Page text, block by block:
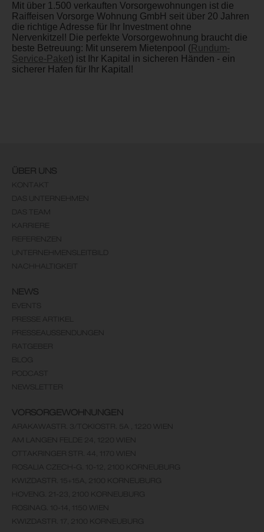
Mit über 1.500 verkauften Vorsorgewohnungen ist die
Raiffeisen Vorsorge Wohnung GmbH seit über 20 Jahren
die richtige Adresse für Ihr Investment ohne
Nervenkitzel! Die perfekte Vorsorgewohnung braucht die
beste Betreuung: Mit unserem Mietenpool (Rundum-
Service-Paket) ist Ihr Kapital in sicheren Händen - ein
sicherer Hafen für Ihr Kapital!
ÜBER UNS
KONTAKT
DAS UNTERNEHMEN
DAS TEAM
KARRIERE
REFERENZEN
UNTERNEHMENSLEITBILD
NACHHALTIGKEIT
NEWS
EVENTS
PRESSE ARTIKEL
PRESSEAUSSENDUNGEN
RATGEBER
BLOG
PODCAST
NEWSLETTER
VORSORGEWOHNUNGEN
ARAKAWASTR. 3/TOKIOSTR. 5A , 1220 WIEN
AM LANGEN FELDE 24, 1220 WIEN
OTTAKRINGER STR. 44, 1170 WIEN
ROSALIA CZECH-G. 10-12, 2100 KORNEUBURG
KWIZDASTR. 15+15A, 2100 KORNEUBURG
HOVENG. 21-23, 2100 KORNEUBURG
ROSINAG. 10-14, 1150 WIEN
KWIZDASTR. 17, 2100 KORNEUBURG